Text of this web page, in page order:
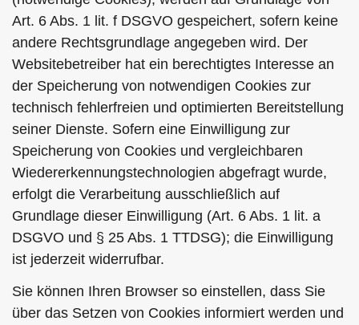
Art. 6 Abs. 1 lit. f DSGVO gespeichert, sofern keine
andere Rechtsgrundlage angegeben wird. Der
Websitebetreiber hat ein berechtigtes Interesse an
der Speicherung von notwendigen Cookies zur
technisch fehlerfreien und optimierten Bereitstellung
seiner Dienste. Sofern eine Einwilligung zur
Speicherung von Cookies und vergleichbaren
Wiedererkennungstechnologien abgefragt wurde,
erfolgt die Verarbeitung ausschließlich auf
Grundlage dieser Einwilligung (Art. 6 Abs. 1 lit. a
DSGVO und § 25 Abs. 1 TTDSG); die Einwilligung
ist jederzeit widerrufbar.
Sie können Ihren Browser so einstellen, dass Sie
über das Setzen von Cookies informiert werden und